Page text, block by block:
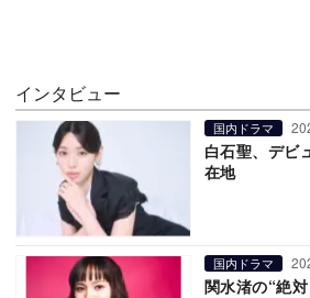
インタビュー
国内ドラマ
白石聖、デビ
在地
国内ドラマ
関水渚の“絶